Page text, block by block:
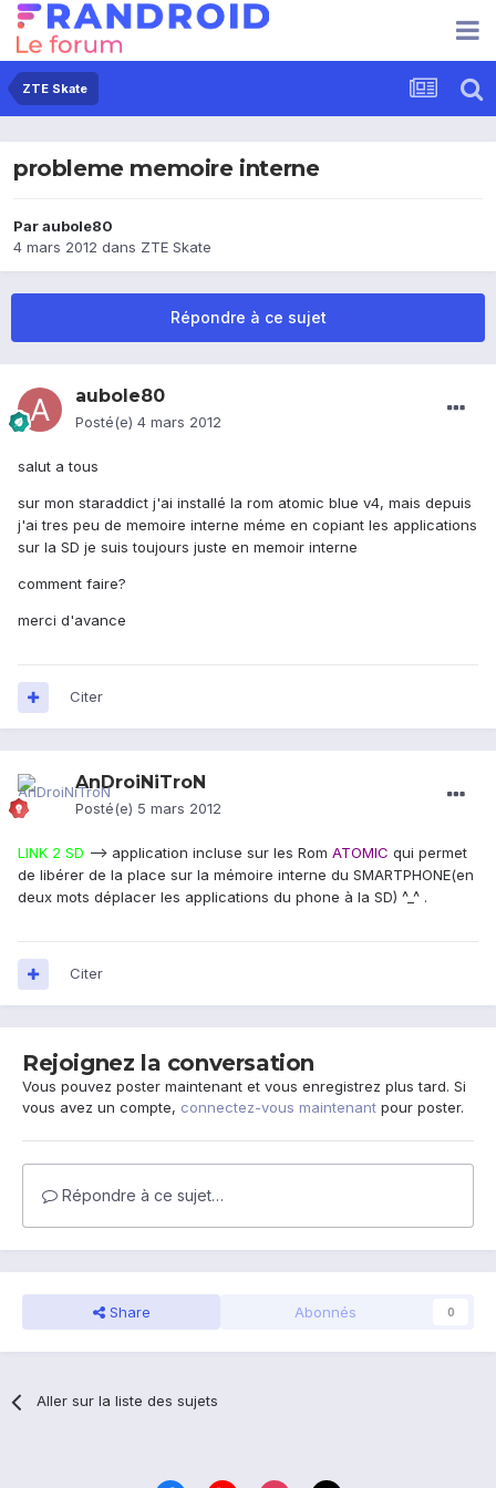
ZTE Skate
probleme memoire interne
Paraubole80
4 mars 2012 dans ZTE Skate
Répondre à ce sujet
aubole80
Posté(e) 4 mars 2012
salut a tous
sur mon staraddict j'ai installé la rom atomic blue v4, mais depuis
j'ai tres peu de memoire interne méme en copiant les applications
sur la SD je suis toujours juste en memoir interne
comment faire?
merci d'avance
Citer
AnDroiNiTroN
Posté(e) 5 mars 2012
LINK 2 SD --> application incluse sur les Rom ATOMIC qui permet
de libérer de la place sur la mémoire interne du SMARTPHONE(en
deux mots déplacer les applications du phone à la SD) ^_^ .
Citer
Rejoignez la conversation
Vous pouvez poster maintenant et vous enregistrez plus tard. Si
vous avez un compte, connectez-vous maintenant pour poster.
Répondre à ce sujet…
Share Abonnés 0
Aller sur la liste des sujets